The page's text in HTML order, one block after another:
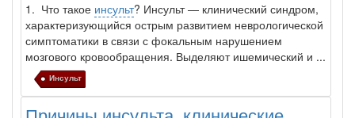
1. Что такое инсульт? Инсульт— клинический синдром,
характеризующийся острым развитием не­врологической
симптоматики в связи с фокальным нарушением
мозгового крово­обращения. Выделяют ишемический и ...
Инсульт